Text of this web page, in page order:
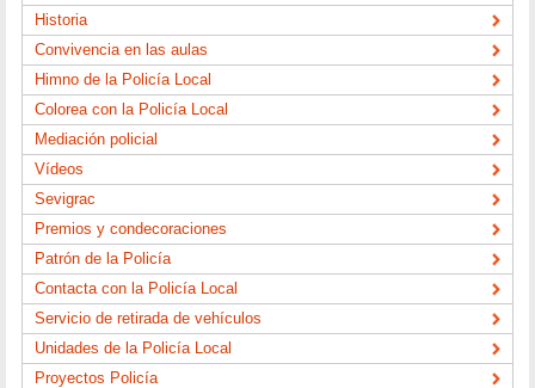
Historia
Convivencia en las aulas
Himno de la Policía Local
Colorea con la Policía Local
Mediación policial
Vídeos
Sevigrac
Premios y condecoraciones
Patrón de la Policía
Contacta con la Policía Local
Servicio de retirada de vehículos
Unidades de la Policía Local
Proyectos Policía